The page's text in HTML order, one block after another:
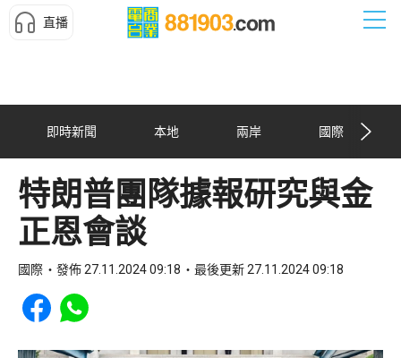
直播
即時新聞 本地 兩岸 國際
特朗普團隊據報研究與金
正恩會談
國際 發佈 27.11.2024 09:18 最後更新 27.11.2024 09:18
Share to Facebook
Share to WhatsApp